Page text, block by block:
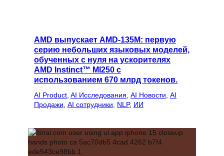
AMD выпускает AMD-135M: первую
серию небольших языковых моделей,
обученных с нуля на ускорителях
AMD Instinct™ MI250 с
использованием 670 млрд токенов.
AI Product AI Исследования AI Новости AI
Продажи AI сотрудники NLP, ИИ